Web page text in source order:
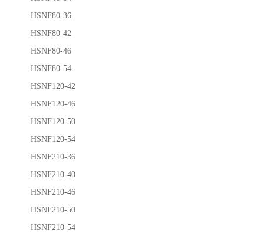
HSNF80-36
HSNF80-42
HSNF80-46
HSNF80-54
HSNF120-42
HSNF120-46
HSNF120-50
HSNF120-54
HSNF210-36
HSNF210-40
HSNF210-46
HSNF210-50
HSNF210-54